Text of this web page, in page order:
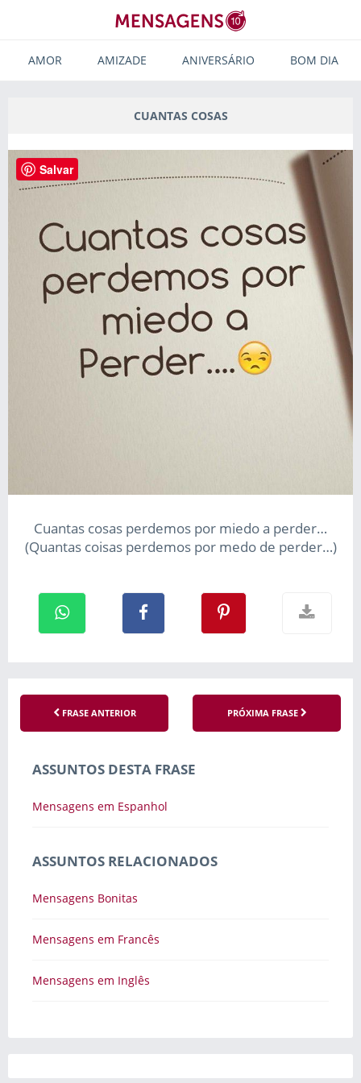
AMOR AMIZADE ANIVERSÁRIO BOM DIA
CUANTAS COSAS
Cuantas cosas perdemos por miedo a perder…
(Quantas coisas perdemos por medo de perder…)
FRASE ANTERIOR PRÓXIMA FRASE
ASSUNTOS DESTA FRASE
Mensagens em Espanhol
ASSUNTOS RELACIONADOS
Mensagens Bonitas
Mensagens em Francês
Mensagens em Inglês
Salvar